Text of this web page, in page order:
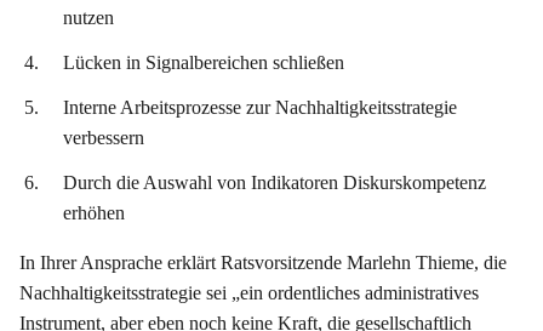
nutzen
Lücken in Signalbereichen schließen
Interne Arbeitsprozesse zur Nachhaltigkeitsstrategie
verbessern
Durch die Auswahl von Indikatoren Diskurskompetenz
erhöhen
In Ihrer Ansprache erklärt Ratsvorsitzende Marlehn Thieme, die
Nachhaltigkeitsstrategie sei „ein ordentliches administratives
Instrument, aber eben noch keine Kraft, die gesellschaftlich